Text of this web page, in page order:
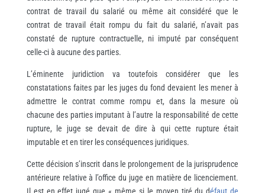
contrat de travail du salarié ou même ait considéré que le
contrat de travail était rompu du fait du salarié, n’avait pas
constaté de rupture contractuelle, ni imputé par conséquent
celle-ci à aucune des parties.
L’éminente juridiction va toutefois considérer que les
constatations faites par les juges du fond devaient les mener à
admettre le contrat comme rompu et, dans la mesure où
chacune des parties imputant à l’autre la responsabilité de cette
rupture, le juge se devait de dire à qui cette rupture était
imputable et en tirer les conséquences juridiques.
Cette décision s’inscrit dans le prolongement de la jurisprudence
antérieure relative à l’office du juge en matière de licenciement.